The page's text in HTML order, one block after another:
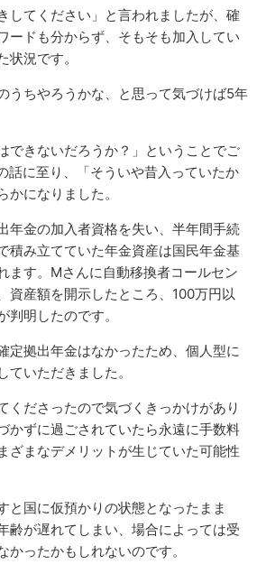
してください」と言われましたが、確
ードも分からず、そもそも加入してい
状況です。
うちやろうかな、と思って気づけば5年
できないだろうか？」ということでご
話に至り、「そういや昔入っていたか
かになりました。
年金の加入者資格を失い、半年間手続
積み立てていた年金資産は国民年金基
ます。Mさんに自動移換者コールセン
資産額を開示したところ、100万円以
明したのです。
定拠出年金はなかったため、個人型に
いただきました。
くださったので気づくきっかけがあり
かずに過ごされていたら永遠に手数料
ざまなデメリットが生じていた可能性
と国に仮預かりの状態となったまま
齢が遅れてしまい、場合によっては受
ったかもしれないのです。